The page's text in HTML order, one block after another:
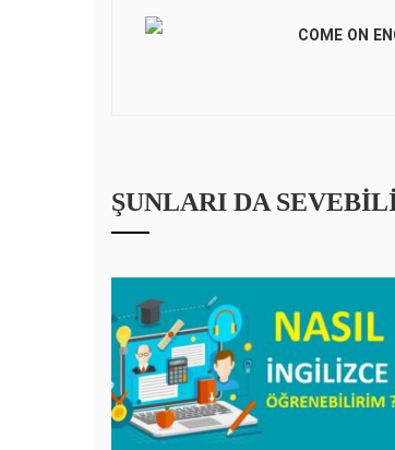
COME ON
ŞUNLARI DA